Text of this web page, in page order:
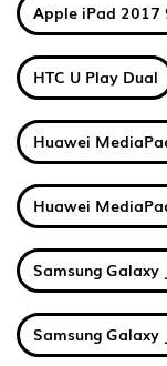
Apple iPad 2017
HTC U Play Dual
Huawei
Huawei
Samsung
Samsung